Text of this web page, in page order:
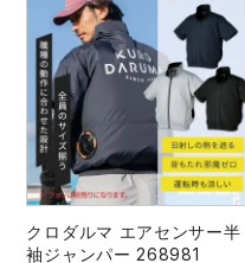
クロダルマ エアセンサー半
袖ジャンパー 268981